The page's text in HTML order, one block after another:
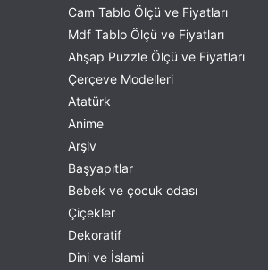
Cam Tablo Ölçü ve Fiyatları
Mdf Tablo Ölçü ve Fiyatları
Ahşap Puzzle Ölçü ve Fiyatları
Çerçeve Modelleri
Atatürk
Anime
Arşiv
Başyapıtlar
Bebek ve çocuk odası
Çiçekler
Dekoratif
Dini ve İslami